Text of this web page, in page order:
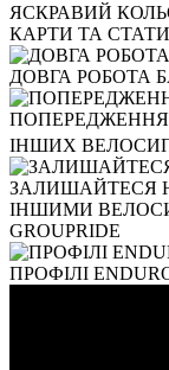
ЯСКРАВИЙ
КАРТИ ТА
ДОВГА РОБОТА
ПОПЕРЕДЖЕННЯ
ІНШИХ
ЗАЛИШАЙТЕСЯ
ІНШИМИ
GROUPRIDE
ПРОФІЛІ